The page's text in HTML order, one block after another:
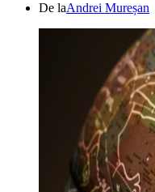
De laAndrei Mureșan